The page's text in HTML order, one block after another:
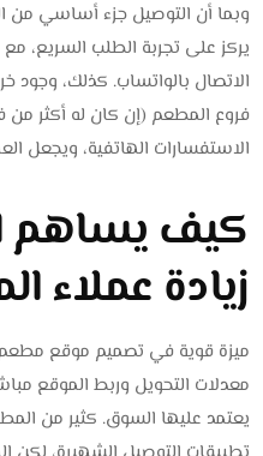
وبما أن التوصيل جزء أساسي
يركز على تجربة الطلب السريع، مع
الاتصال بالواتساب. كذلك،
فروع المطعم (إن كان له أكثر من
الاستفسارات الهاتفية، ويجعل
كيف يساهم
زيادة عملاء
ميزة قوية في تصميم موقع مطعم
معدلات التحويل وربط الموقع
يعتمد عليها السوق. كثير من